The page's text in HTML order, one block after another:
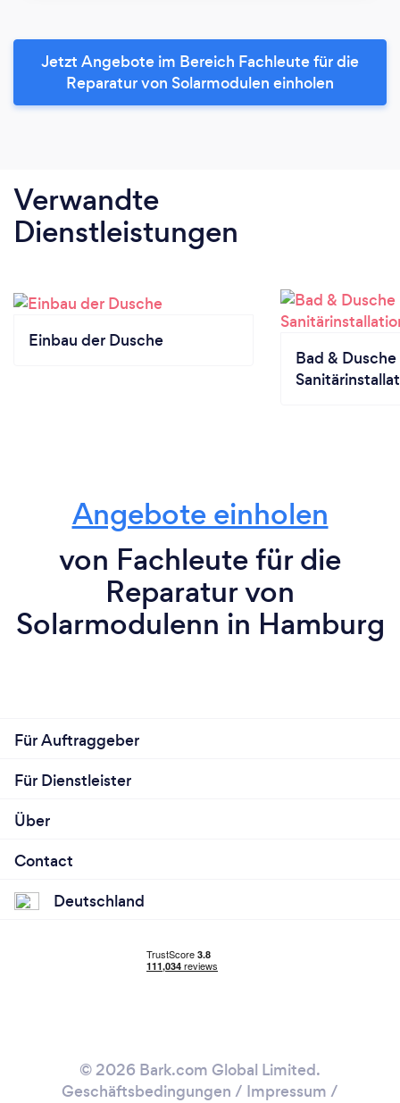
Jetzt Angebote im Bereich Fachleute für die
Reparatur von Solarmodulen einholen
Verwandte
Dienstleistungen
Einbau der Dusche
Bad & Dusche
Angebote einholen
von Fachleute für die
Reparatur von
Solarmodulenn in Hamburg
Für Auftraggeber
Für Dienstleister
Über
Contact
Deutschland
© 2026 Bark.com Global Limited.
Geschäftsbedingungen / Impressum /